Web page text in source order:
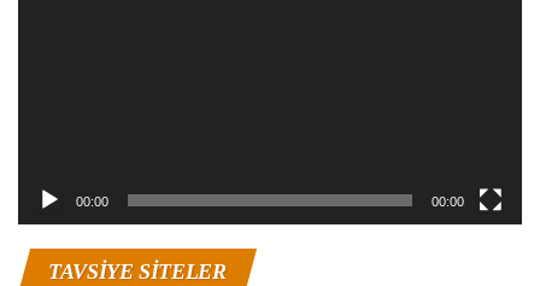
00:00 00:00
TAVSIYE SITELER